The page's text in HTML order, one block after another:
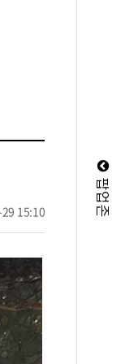
15:10 팝업존